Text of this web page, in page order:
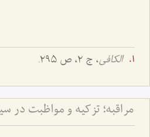
الکافی، ج ٢، ص ٢٩٥.